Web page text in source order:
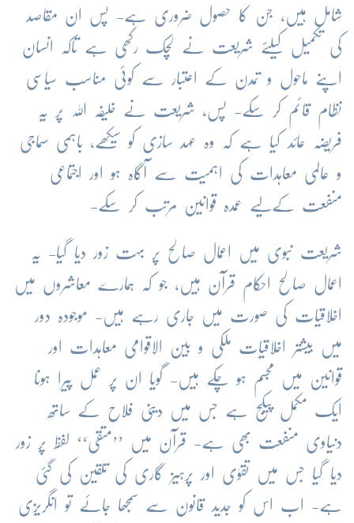
شامل ہیں، جن کا حصول ضروری ہے- پس ان مقاصد
کی تکمیل کیلئے شریعت نے لچک رکھی ہے تاکہ انسان
اپنے ماحول و تمدن کے اعتبار سے کوئی مناسب سیاسی
نظام قائم کر سکے- پس، شریعت نے خلیفہ اللہ پر یہ
فریضہ عائد کیا ہے کہ وہ عہد سازی کو سیکھے، باہمی سماجی
و عالمی معاہدات کی اہمیت سے آگاہ ہو اور اجتماعی
منفعت کےلیے عمدہ قوانین مرتب کر سکے-
شریعت نبوی میں اعمال صالح پر بہت زور دیا گیا- یہ
اعمال صالح احکام قرآن ہیں، جو کہ ہمارے معاشروں میں
اخلاقیات کی صورت میں جاری رہے ہیں- موجودہ دور
میں بیشتر اخلاقیات ملکی و بین الاقوامی معاہدات اور
قوانین میں مجسم ہو چکے ہیں- گویا ان پر عمل پیرا ہونا
ایک مکمل پیکج ہے جس میں دینی فلاح کے ساتھ
دنیاوی منفعت بھی ہے- قرآن میں ’’متقی‘‘ لفظ پر زور
دیا گیا جس میں تقوٰی اور پرہیز گاری کی تلقین کی گئی
ہے- اب اس کو جدید قانون سے سمجھا جائے تو انگریزی